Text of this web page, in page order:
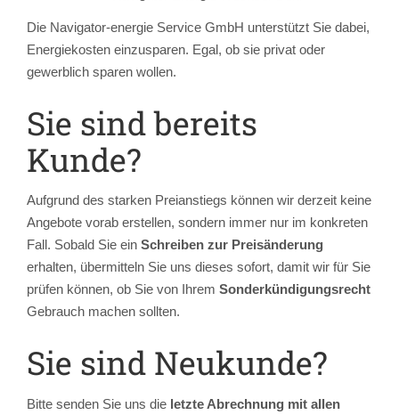
Die Navigator-energie Service GmbH unterstützt Sie dabei,
Energiekosten einzusparen. Egal, ob sie privat oder
gewerblich sparen wollen.
Sie sind bereits
Kunde?
Aufgrund des starken Preianstiegs können wir derzeit keine
Angebote vorab erstellen, sondern immer nur im konkreten
Fall. Sobald Sie ein Schreiben zur Preisänderung
erhalten, übermitteln Sie uns dieses sofort, damit wir für Sie
prüfen können, ob Sie von Ihrem Sonderkündigungsrecht
Gebrauch machen sollten.
Sie sind Neukunde?
Bitte senden Sie uns die letzte Abrechnung mit allen